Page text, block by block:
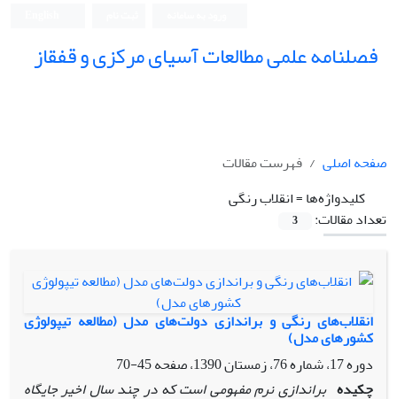
فصلنامه علمی مطالعات آسیای مرکزی و قفقاز
صفحه اصلی
فهرست مقالات
کلیدواژه‌ها =انقلاب رنگی
تعداد مقالات:
3
انقلاب‌های رنگی و براندازی دولت‌های مدل (مطالعه تیپولوژی
کشورهای مدل)
دوره 17، شماره 76، زمستان 1390، صفحه
45-70
چکیده براندازی نرم مفهومی است که در چند سال اخیر جایگاه